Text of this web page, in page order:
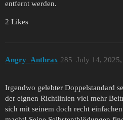
entfernt werden.
2 Likes
Angry_Anthrax July 14,
285
Irgendwo gelebter Doppelstandard
der eignen Richtlinien viel mehr
sich mit seinem doch recht